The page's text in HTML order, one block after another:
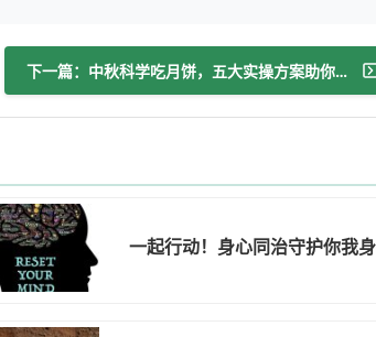
下一篇：中秋科学吃月饼，五大实操方案助你健康过节！
案在此！ 一起行动！身心同治守护你我